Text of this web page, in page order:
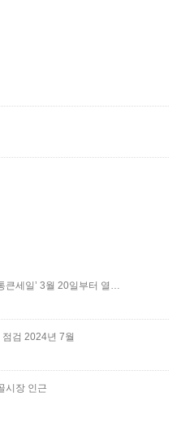
큰세일’ 3월 20일부터 열…
검 2024년 7월
시장 인근